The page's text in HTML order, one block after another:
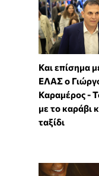
Και επίσημα
ΕΛΑΣ ο
Καραμέρος -
με το καράβι
ταξίδι